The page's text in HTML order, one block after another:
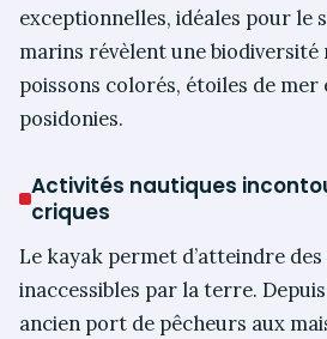
exceptionnelles, idéales pour le
marins révèlent une biodiversité
poissons colorés, étoiles de
posidonies.
Activités nautiques
criques
Le kayak permet d’atteindre
inaccessibles par la terre.
ancien port de pêcheurs aux